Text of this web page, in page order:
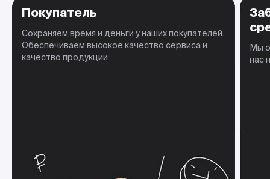
Покупатель
Сохраняем время и деньги у наших покупателей.
Обеспечиваем высокое качество сервиса и
качество продукции
Мы
нас